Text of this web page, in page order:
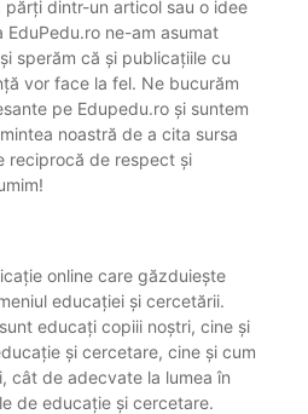
dintr-un articol sau o idee
ne-am asumat
sperăm că și publicațiile cu
vor face la fel. Ne bucurăm
pe Edupedu.ro și suntem
noastră de a cita sursa
reciprocă de respect și
online care găzduiește
educației și cercetării.
educați copiii noștri, cine și
și cercetare, cine și cum
cât de adecvate la lumea în
de educație și cercetare.